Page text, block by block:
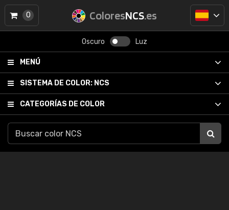
ColoresNCS.es
Oscuro Luz
MENÚ
SISTEMA DE COLOR: NCS
CATEGORÍAS DE COLOR
0